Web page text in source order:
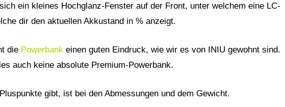
ein kleines Hochglanz-Fenster auf der Front, unter welchem eine LC-
dir den aktuellen Akkustand in % anzeigt.
die Powerbank einen guten Eindruck, wie wir es von INIU gewohnt sind.
auch keine absolute Premium-Powerbank.
gibt, ist bei den Abmessungen und dem Gewicht.